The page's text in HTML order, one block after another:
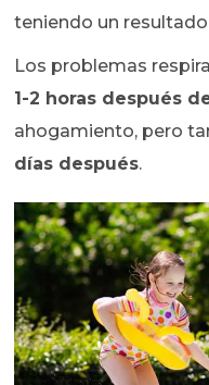
teniendo un
Los problemas
1-2 horas después
ahogamiento, pero
días después.